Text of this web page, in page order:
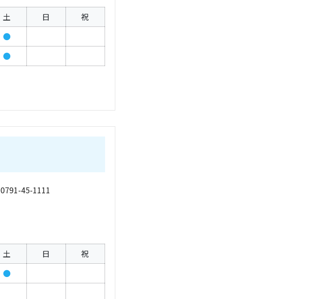
土 日 祝
●
●
0791-45-1111
土 日 祝
●